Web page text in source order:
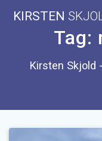
KIRSTEN
Tag:
Kirsten Skjold